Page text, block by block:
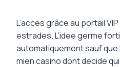
L’acces grâce au portail
estrades. L’idee germe
automatiquement sauf
mien casino dont decide